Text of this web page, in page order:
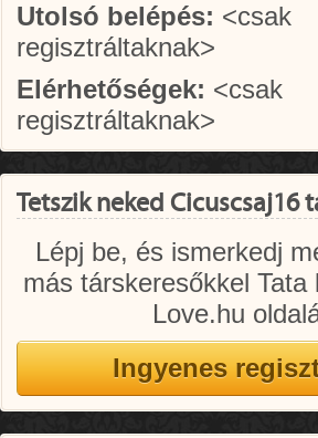
Utolsó belépés: <csak
regisztráltaknak>
Elérhetőségek: <csak
regisztráltaknak>
Tetszik neked Cicuscsaj16
Lépj be, és ismerkedj
más társkeresőkkel Tata
Love.hu